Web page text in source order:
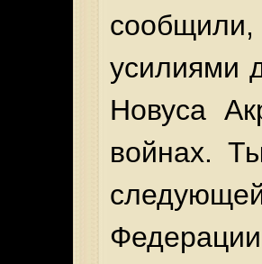
сообщили,
усилиями
Новуса
войнах.